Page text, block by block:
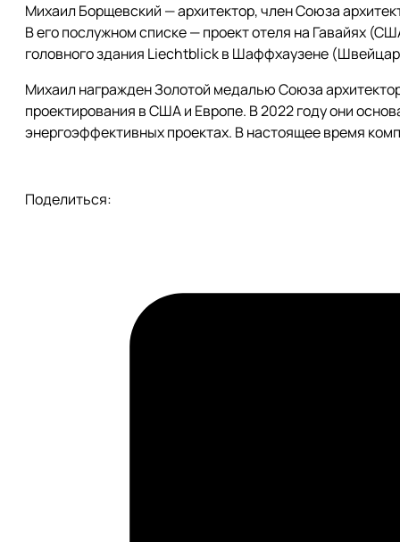
Михаил Борщевский — архитектор, член Союза
В его послужном списке — проект отеля на Гавайях
головного здания Liechtblick в Шаффхаузене
Михаил награжден Золотой медалью Союза
проектирования в США и Европе. В 2022 году они
энергоэффективных проектах. В настоящее время
Поделиться: